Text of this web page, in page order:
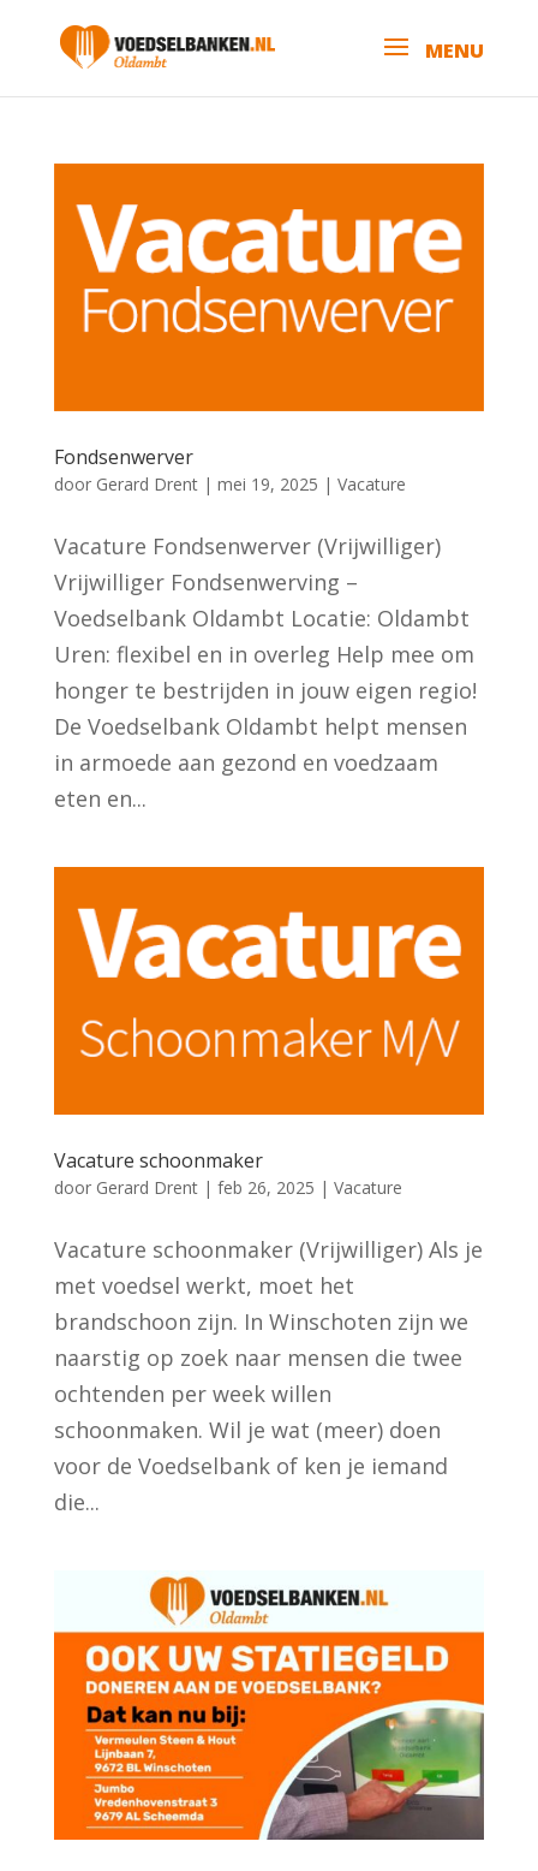
Fondsenwerver
door Gerard Drent| mei 19, 2025 | Vacature
Vacature Fondsenwerver (Vrijwilliger)
Vrijwilliger Fondsenwerving –
Voedselbank Oldambt Locatie: Oldambt
Uren: flexibel en in overleg Help mee om
honger te bestrijden in jouw eigen regio!
De Voedselbank Oldambt helpt mensen
in armoede aan gezond en voedzaam
eten en...
Vacature schoonmaker
door Gerard Drent| feb 26, 2025 | Vacature
Vacature schoonmaker (Vrijwilliger) Als je
met voedsel werkt, moet het
brandschoon zijn. In Winschoten zijn we
naarstig op zoek naar mensen die twee
ochtenden per week willen
schoonmaken. Wil je wat (meer) doen
voor de Voedselbank of ken je iemand
die...